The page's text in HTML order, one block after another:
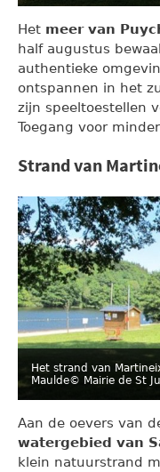
Het meer van
half augustus
authentieke
ontspannen in het
zijn speeltoestellen
Toegang voor
Strand van
Het strand van
Maulde© Mairie de St
Aan de oevers van
watergebied van
klein natuurstrand